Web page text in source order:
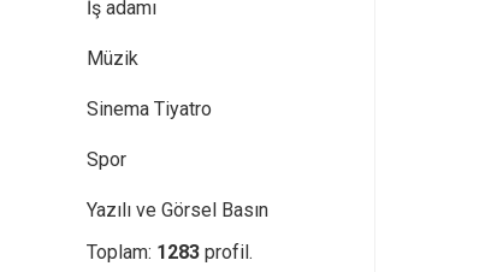
İş adamı
Müzik
Sinema Tiyatro
Spor
Yazılı ve Görsel Basın
Toplam: 1283 profil.